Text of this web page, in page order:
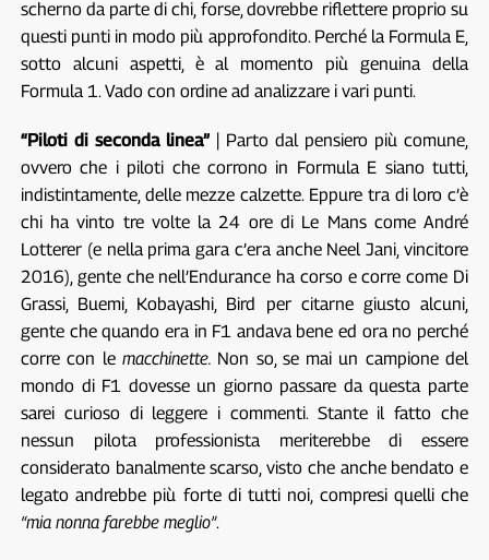
scherno da parte di chi, forse, dovrebbe riflettere proprio su
questi punti in modo più approfondito. Perché la Formula E,
sotto alcuni aspetti, è al momento più genuina della
Formula 1. Vado con ordine ad analizzare i vari punti.
“Piloti di seconda linea”| Parto dal pensiero più comune,
ovvero che i piloti che corrono in Formula E siano tutti,
indistintamente, delle mezze calzette. Eppure tra di loro c’è
chi ha vinto tre volte la 24 ore di Le Mans come André
Lotterer (e nella prima gara c’era anche Neel Jani, vincitore
2016), gente che nell’Endurance ha corso e corre come Di
Grassi, Buemi, Kobayashi, Bird per citarne giusto alcuni,
gente che quando era in F1 andava bene ed ora no perché
corre con le macchinette. Non so, se mai un campione del
mondo di F1 dovesse un giorno passare da questa parte
sarei curioso di leggere i commenti. Stante il fatto che
nessun pilota professionista meriterebbe di essere
considerato banalmente scarso, visto che anche bendato e
legato andrebbe più forte di tutti noi, compresi quelli che
“mia nonna farebbe meglio”.